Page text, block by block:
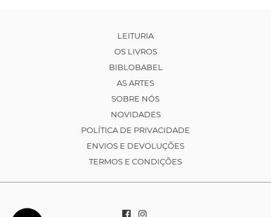
LEITURIA
OS LIVROS
BIBLOBABEL
AS ARTES
SOBRE NÓS
NOVIDADES
POLÍTICA DE PRIVACIDADE
ENVIOS E DEVOLUÇÕES
TERMOS E CONDIÇÕES